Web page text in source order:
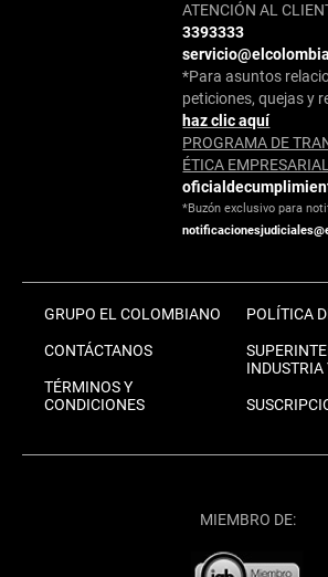
ATENCIÓN AL
3393333
*Para asuntos
peticiones, quejas y
haz clic aquí
PROGRAMA DE
ÉTICA
*Buzón exclusivo para
GRUPO EL COLOMBIANO
CONTÁCTANOS
TÉRMINOS Y
CONDICIONES
POLÍTICA
INDUSTRIA
MIEMBRO DE: